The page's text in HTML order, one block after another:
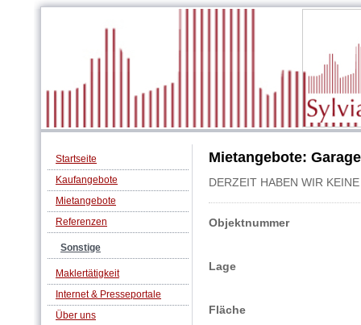
Startseite
Kaufangebote
Mietangebote
Referenzen
Sonstige
Maklertätigkeit
Internet & Presseportale
Über uns
Mietangebote:
DERZEIT HABEN WIR
Objektnummer
Lage
Fläche